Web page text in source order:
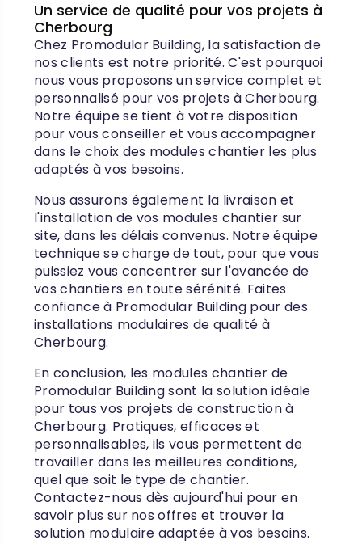
Un service de qualité pour vos projets à
Cherbourg
Chez Promodular Building, la satisfaction de
nos clients est notre priorité. C'est pourquoi
nous vous proposons un service complet et
personnalisé pour vos projets à Cherbourg.
Notre équipe se tient à votre disposition
pour vous conseiller et vous accompagner
dans le choix des modules chantier les plus
adaptés à vos besoins.
Nous assurons également la livraison et
l'installation de vos modules chantier sur
site, dans les délais convenus. Notre équipe
technique se charge de tout, pour que vous
puissiez vous concentrer sur l'avancée de
vos chantiers en toute sérénité. Faites
confiance à Promodular Building pour des
installations modulaires de qualité à
Cherbourg.
En conclusion, les modules chantier de
Promodular Building sont la solution idéale
pour tous vos projets de construction à
Cherbourg. Pratiques, efficaces et
personnalisables, ils vous permettent de
travailler dans les meilleures conditions,
quel que soit le type de chantier.
Contactez-nous dès aujourd'hui pour en
savoir plus sur nos offres et trouver la
solution modulaire adaptée à vos besoins.